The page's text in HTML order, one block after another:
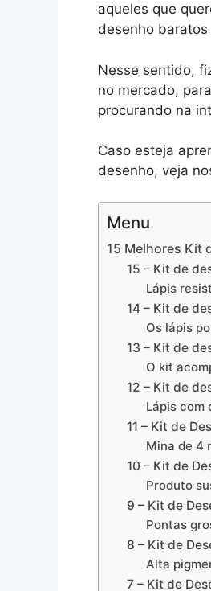
aqueles que
desenho
Nesse sentido,
no mercado,
procurando na
Caso esteja
desenho, veja
Menu
15 Melhores Kit
15 – Kit de
Lápis
14 – Kit de
Os lápis
13 – Kit de
O kit
12 – Kit de
Lápis com
11 – Kit de
Mina de 4
10 – Kit de
Produto
9 – Kit de
Pontas
8 – Kit de
Alta
7 – Kit de